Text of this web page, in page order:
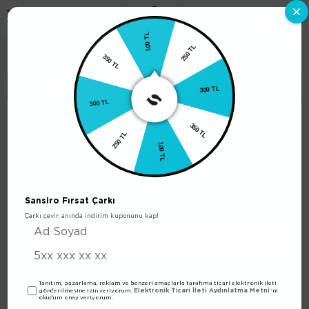
0
Erkek Parfüm
Filtreleme
Sıralama
500,00 TL
Edp
250 TL
350 TL
250 TL
350 TL
Sansiro Fırsat Çarkı
Çarkı çevir, anında indirim kuponunu kap!
Tanıtım, pazarlama, reklam ve benzeri amaçlarla tarafıma ticari elektronik ileti
gönderilmesine izin veriyorum.
Elektronik Ticari İleti Aydınlatma Metni 'ni
okudum onay veriyorum.